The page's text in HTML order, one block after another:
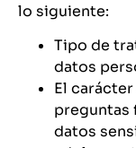
lo siguiente:
Tipo de
datos
El
preguntas
datos